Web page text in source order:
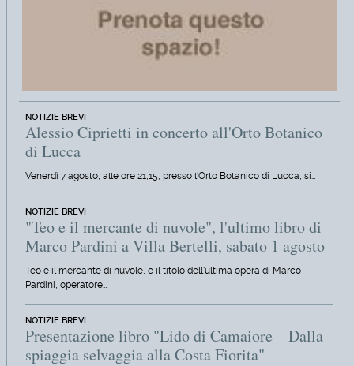
NOTIZIE BREVI
Alessio Ciprietti in concerto all'Orto Botanico
di Lucca
Venerdì 7 agosto, alle ore 21,15, presso l'Orto Botanico di Lucca, si…
NOTIZIE BREVI
"Teo e il mercante di nuvole", l'ultimo libro di
Marco Pardini a Villa Bertelli, sabato 1 agosto
Teo e il mercante di nuvole, è il titolo dell'ultima opera di Marco
Pardini, operatore…
NOTIZIE BREVI
Presentazione libro "Lido di Camaiore – Dalla
spiaggia selvaggia alla Costa Fiorita"